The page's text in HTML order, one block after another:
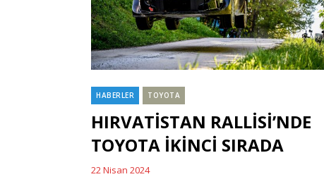
Categories
HABERLER TOYOTA
HIRVATİSTAN RALLİSİ’NDE
TOYOTA İKİNCİ SIRADA
Posted
22 Nisan 2024